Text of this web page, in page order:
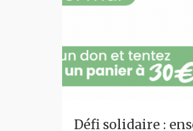
Défi solidaire :